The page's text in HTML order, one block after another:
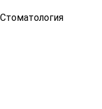
Стоматология